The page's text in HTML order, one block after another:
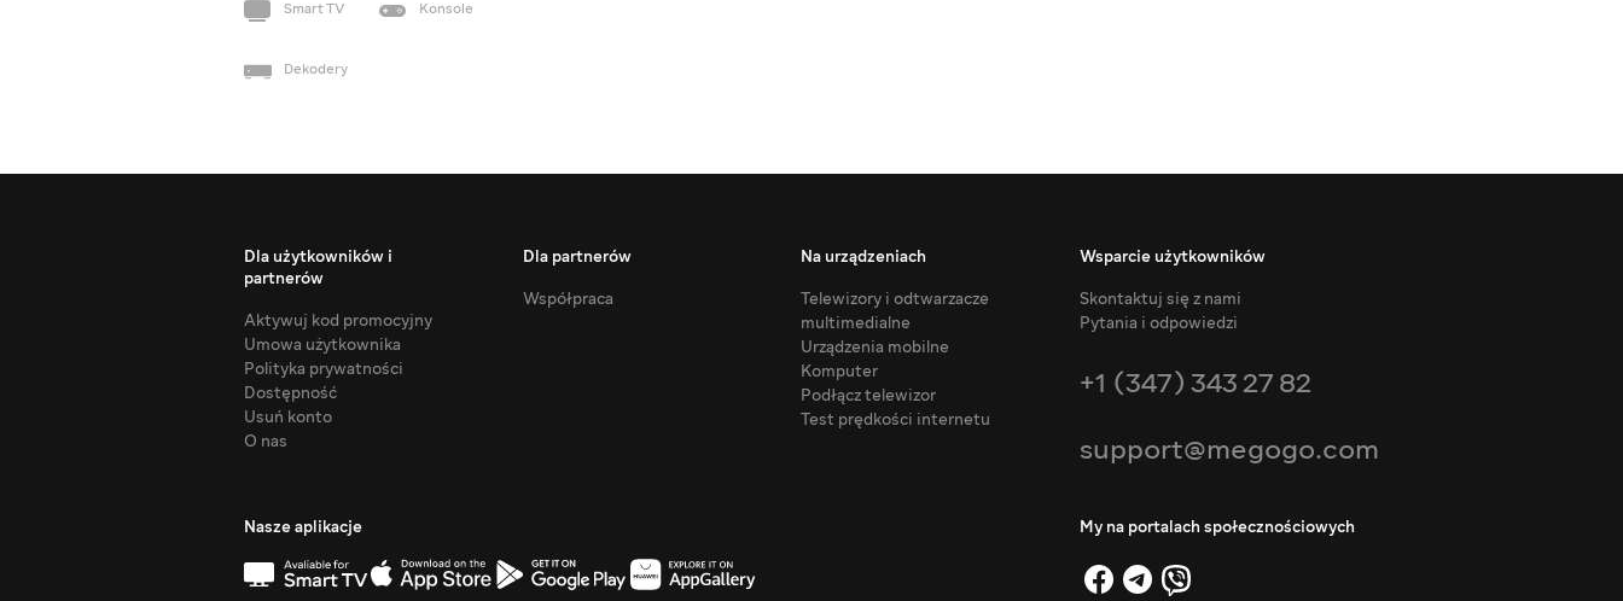
Smart TV Konsole
Dekodery
Dla użytkowników i
partnerów
Aktywuj kod promocyjny
Umowa użytkownika
Polityka prywatności
Dostępność
Usuń konto
O nas
Dla partnerów
Współpraca
Na urządzeniach
Telewizory i odtwarzacze
multimedialne
Urządzenia mobilne
Komputer
Podłącz telewizor
Test prędkości internetu
Wsparcie użytkowników
Skontaktuj się z nami
Pytania i odpowiedzi
+1 (347) 343 27 82
support@megogo.com
Nasze aplikacje My na portalach społecznościowych